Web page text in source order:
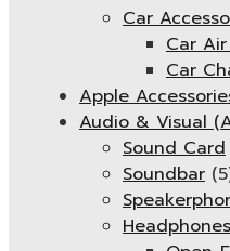
Car
Car
Car
Apple
Audio & Visual
Sound Card
Soundbar